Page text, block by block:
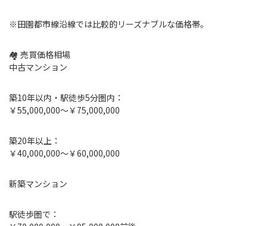
※田園都市線沿線では比較的リーズナブルな価格帯。
🏘 売買価格相場
中古マンション
築10年以内・駅徒歩5分圏内：
￥55,000,000〜￥75,000,000
築20年以上：
￥40,000,000〜￥60,000,000
新築マンション
駅徒歩圏で：